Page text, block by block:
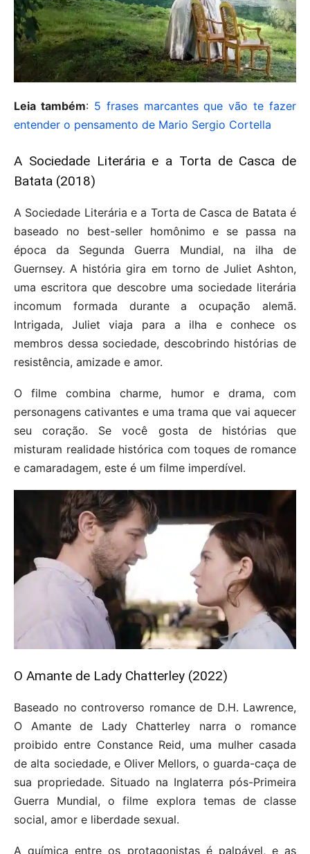
Leia também: 5 frases marcantes que vão te fazer
entender o pensamento de Mario Sergio Cortella
A Sociedade Literária e a Torta de Casca de
Batata (2018)
A Sociedade Literária e a Torta de Casca de Batata é
baseado no best-seller homônimo e se passa na
época da Segunda Guerra Mundial, na ilha de
Guernsey. A história gira em torno de Juliet Ashton,
uma escritora que descobre uma sociedade literária
incomum formada durante a ocupação alemã.
Intrigada, Juliet viaja para a ilha e conhece os
membros dessa sociedade, descobrindo histórias de
resistência, amizade e amor.
O filme combina charme, humor e drama, com
personagens cativantes e uma trama que vai aquecer
seu coração. Se você gosta de histórias que
misturam realidade histórica com toques de romance
e camaradagem, este é um filme imperdível.
O Amante de Lady Chatterley (2022)
Baseado no controverso romance de D.H. Lawrence,
O Amante de Lady Chatterley narra o romance
proibido entre Constance Reid, uma mulher casada
de alta sociedade, e Oliver Mellors, o guarda-caça de
sua propriedade. Situado na Inglaterra pós-Primeira
Guerra Mundial, o filme explora temas de classe
social, amor e liberdade sexual.
A química entre os protagonistas é palpável, e as